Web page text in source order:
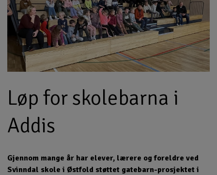
Løp for skolebarna i
Addis
Gjennom mange år har elever, lærere og foreldre ved
Svinndal skole i Østfold støttet gatebarn-prosjektet i